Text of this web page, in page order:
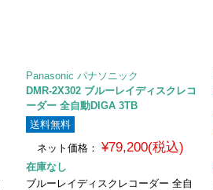
Panasonic パナソニック
DMR-2X302 ブルーレイディスクレコ
ーダー 全自動DIGA 3TB
送料無料
ネット価格：
¥79,200(税込)
在庫なし
ブルーレイディスクレコーダー 全自